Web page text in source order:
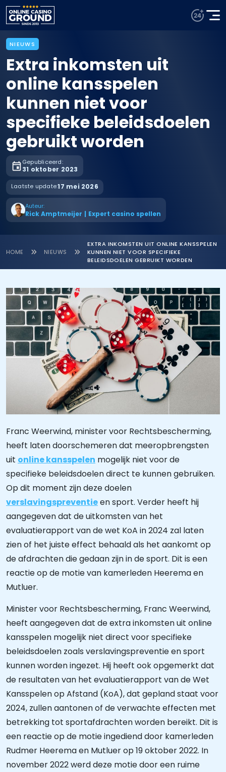
NIEUWS
Extra inkomsten uit
online kansspelen
kunnen niet voor
specifieke beleidsdoelen
gebruikt worden
Gepubliceerd:
31 oktober 2023
Laatste update:17 mei 2026
Auteur:
Rick Amptmeijer | Expert casino spellen
HOME NIEUWS
EXTRA INKOMSTEN UIT ONLINE KANSSPELEN
KUNNEN NIET VOOR SPECIFIEKE
BELEIDSDOELEN GEBRUIKT WORDEN
Franc Weerwind, minister voor Rechtsbescherming,
heeft laten doorschemeren dat meeropbrengsten
uit online kansspelen mogelijk niet voor de
specifieke beleidsdoelen direct te kunnen gebruiken.
Op dit moment zijn deze doelen
verslavingspreventieen sport. Verder heeft hij
aangegeven dat de uitkomsten van het
evaluatierapport van de wet KoA in 2024 zal laten
zien of het juiste effect behaald als het aankomt op
de afdrachten die gedaan zijn in de sport. Dit is een
reactie op de motie van kamerleden Heerema en
Mutluer.
Minister voor Rechtsbescherming, Franc Weerwind,
heeft aangegeven dat de extra inkomsten uit online
kansspelen mogelijk niet direct voor specifieke
beleidsdoelen zoals verslavingspreventie en sport
kunnen worden ingezet. Hij heeft ook opgemerkt dat
de resultaten van het evaluatierapport van de Wet
Kansspelen op Afstand (KoA), dat gepland staat voor
2024, zullen aantonen of de verwachte effecten met
betrekking tot sportafdrachten worden bereikt. Dit is
een reactie op de motie ingediend door kamerleden
Rudmer Heerema en Mutluer op 19 oktober 2022. In
november 2022 werd deze motie door een ruime